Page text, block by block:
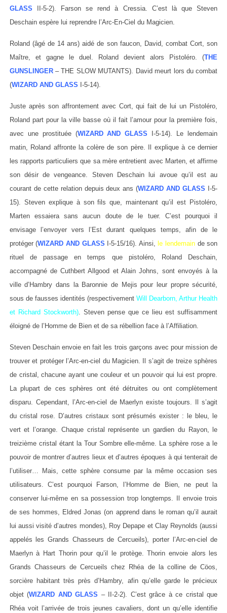
GLASS
II-5-2). Farson se rend à Cressia. C’est là que Steven
Deschain espère lui reprendre l’Arc-En-Ciel du Magicien.
Roland (âgé de 14 ans) aidé de son faucon, David, combat Cort, son
Maître, et gagne le duel. Roland devient alors Pistoléro. (THE
GUNSLINGER– THE SLOW MUTANTS). David meurt lors du combat
(WIZARD AND GLASS I-5-14).
Juste après son affrontement avec Cort, qui fait de lui un Pistoléro,
Roland part pour la ville basse où il fait l’amour pour la première fois,
avec une prostituée (WIZARD AND GLASS I-5-14). Le lendemain
matin, Roland affronte la colère de son père. Il explique à ce dernier
les rapports particuliers que sa mère entretient avec Marten, et affirme
son désir de vengeance. Steven Deschain lui avoue qu’il est au
courant de cette relation depuis deux ans (WIZARD AND GLASS I-5-
15). Steven explique à son fils que, maintenant qu’il est Pistoléro,
Marten essaiera sans aucun doute de le tuer. C’est pourquoi il
envisage l’envoyer vers l’Est durant quelques temps, afin de le
protéger (WIZARD AND GLASS I-5-15/16). Ainsi, le lendemain de son
rituel de passage en temps que pistoléro, Roland Deschain,
accompagné de Cuthbert Allgood et Alain Johns, sont envoyés à la
ville d’Hambry dans la Baronnie de Mejis pour leur propre sécurité,
sous de fausses identités (respectivementWill Dearborn, Arthur Health
et Richard Stockworth). Steven pense que ce lieu est suffisamment
éloigné de l’Homme de Bien et de sa rébellion face à l’Affiliation.
Steven Deschain envoie en fait les trois garçons avec pour mission de
trouver et protéger l’Arc-en-ciel du Magicien. Il s’agit de treize sphères
de cristal, chacune ayant une couleur et un pouvoir qui lui est propre.
La plupart de ces sphères ont été détruites ou ont complètement
disparu. Cependant, l’Arc-en-ciel de Maerlyn existe toujours. Il s’agit
du cristal rose. D’autres cristaux sont présumés exister : le bleu, le
vert et l’orange. Chaque cristal représente un gardien du Rayon, le
treizième cristal étant la Tour Sombre elle-même. La sphère rose a le
pouvoir de montrer d’autres lieux et d’autres époques à qui tenterait de
l’utiliser… Mais, cette sphère consume par la même occasion ses
utilisateurs. C’est pourquoi Farson, l’Homme de Bien, ne peut la
conserver lui-même en sa possession trop longtemps. Il envoie trois
de ses hommes, Eldred Jonas (on apprend dans le roman qu’il aurait
lui aussi visité d’autres mondes), Roy Depape et Clay Reynolds (aussi
appelés les Grands Chasseurs de Cercueils), porter l’Arc-en-ciel de
Maerlyn à Hart Thorin pour qu’il le protège. Thorin envoie alors les
Grands Chasseurs de Cercueils chez Rhéa de la colline de Cöos,
sorcière habitant très près d’Hambry, afin qu’elle garde le précieux
objet (WIZARD AND GLASS – II-2-2). C’est grâce à ce cristal que
Rhéa voit l’arrivée de trois jeunes cavaliers, dont un qu’elle identifie